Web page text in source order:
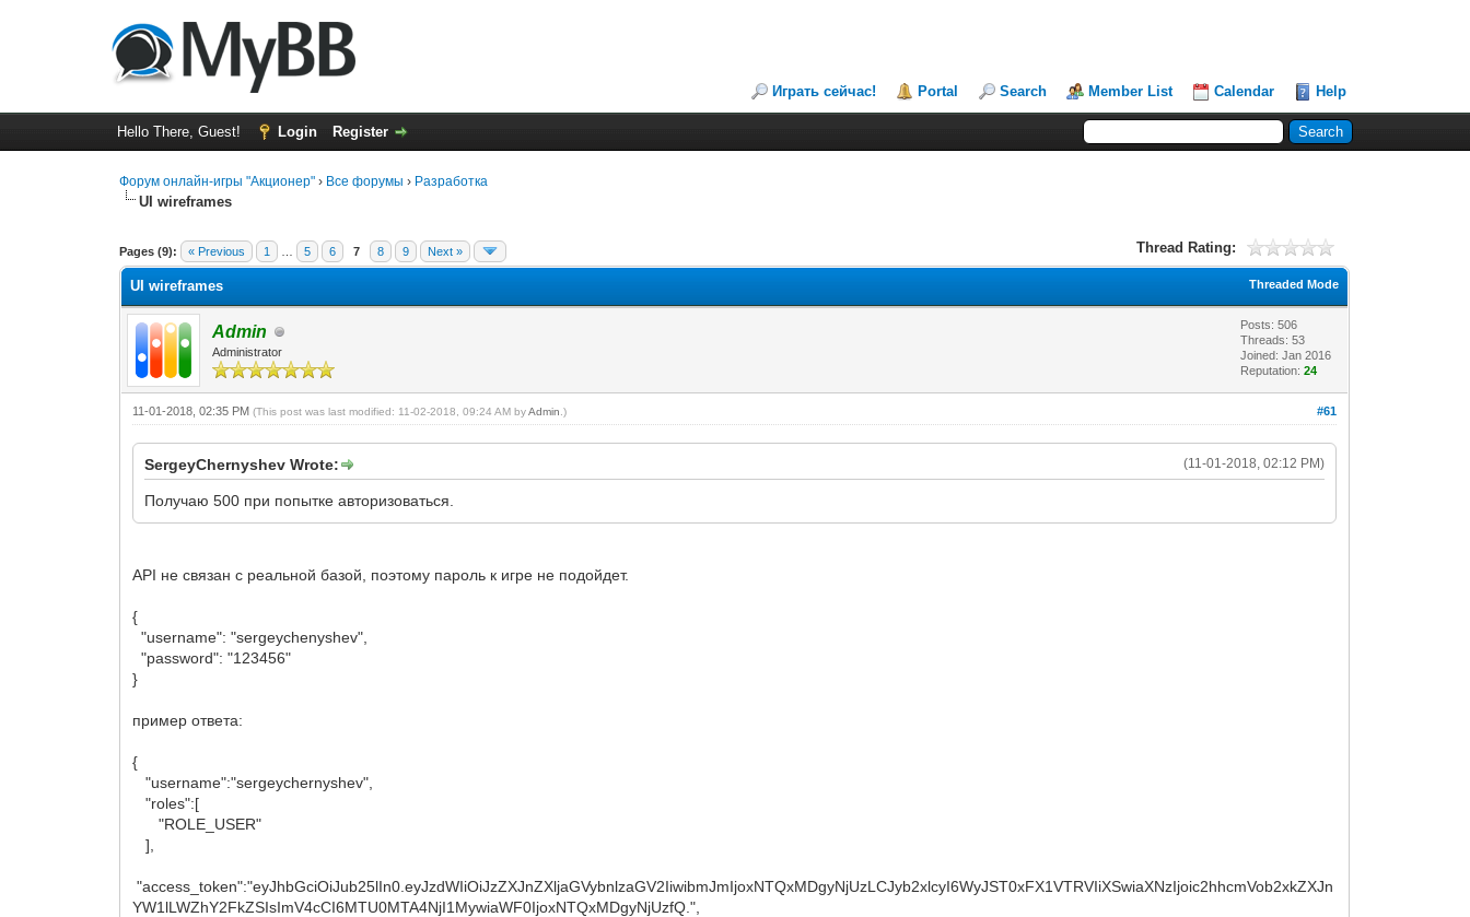
Играть сейчас! Portal Search Member List Calendar Help
Hello There, Guest! Login Register
Форум онлайн-игры "Акционер" › Все форумы › Разработка
UI wireframes
Pages (9): « Previous 1 5 6 7 8 9 Next » Thread Rating:
0 Vote(s) - 0 Average
1
2
3
4
5
Threaded Mode
UI wireframes
Admin
Administrator
Posts: 506
Threads: 53
Joined: Jan 2016
Reputation:24
#61
11-01-2018, 02:35 PM(This post was last modified: 11-02-2018, 09:24 AM byAdmin .)
(11-01-2018, 02:12 PM)
SergeyChernyshev Wrote:
Получаю 500 при попытке авторизоваться.
API не связан с реальной базой, поэтому пароль к игре не подойдет.
{
"username": "sergeychenyshev",
"password": "123456"
}
пример ответа:
{
"username":"sergeychernyshev",
"roles":[
"ROLE_USER"
],
"access_token":"eyJhbGciOiJub25lIn0.eyJzdWIiOiJzZXJnZXljaGVybnlzaGV2IiwibmJmIjoxNTQxMDgyNjUzLCJyb2xlcyI6WyJST0xFX1VTRVIiXSwiaXNzIjoic2hhcmVob2xkZXJn
YW1lLWZhY2FkZSIsImV4cCI6MTU0MTA4NjI1MywiaWF0IjoxNTQxMDgyNjUzfQ.",